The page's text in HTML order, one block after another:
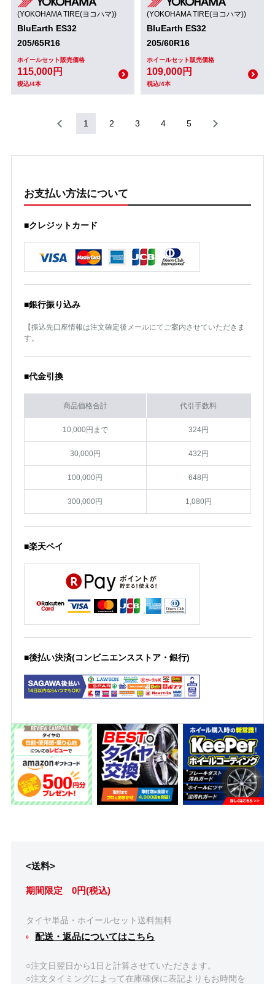
(YOKOHAMA TIRE(ヨコハマ))
BluEarth ES32
205/65R16
ホイールセット販売価格
115,000円
税込/4本
(YOKOHAMA TIRE(ヨコハマ))
BluEarth ES32
205/60R16
ホイールセット販売価格
109,000円
税込/4本
1 2 3 4 5
お支払い方法について
■クレジットカード
■銀行振り込み
【振込先口座情報は注文確定後メールにてご案内させていただきま
す。
■代金引換
商品価格合計 代引手数料
10,000円まで 324円
30,000円 432円
100,000円 648円
300,000円 1,080円
■楽天ペイ
■後払い決済(コンビニエンスストア・銀行)
<送料>
期間限定 0円(税込)
タイヤ単品・ホイールセット送料無料
配送・返品についてはこちら
○注文日翌日から1日と計算させていただきます。
○注文タイミングによって在庫確保に表記よりもお時間を